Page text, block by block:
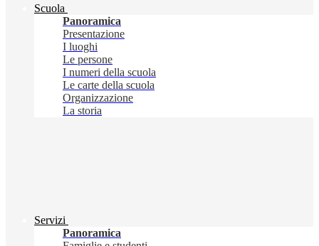
Scuola
Panoramica
Presentazione
I luoghi
Le persone
I numeri della scuola
Le carte della scuola
Organizzazione
La storia
Servizi
Panoramica